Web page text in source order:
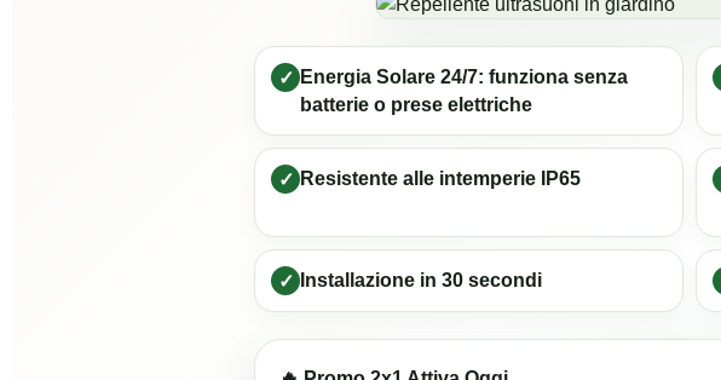
✓ Energia Solare 24/7: funziona senza
batterie o prese elettriche
✓ Resistente alle intemperie IP65
✓ Installazione in 30 secondi